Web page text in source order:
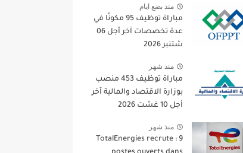
منذ بضع ايام
مباراة توظيف 95 مكونًا في
عدة تخصصات آخر أجل 06
شتنبر 2026
منذ شهر
مباراة توظيف 453 منصب
بوزارة الاقتصاد والمالية آخر
أجل 10 غشت 2026
منذ شهر
TotalEnergies recrute : 9